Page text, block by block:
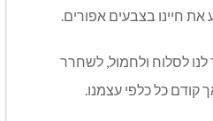
חיינו בצבעים אפורים.
לנו לסלוח ולחמול, לשחרר
קודם כל כלפי עצמנו.